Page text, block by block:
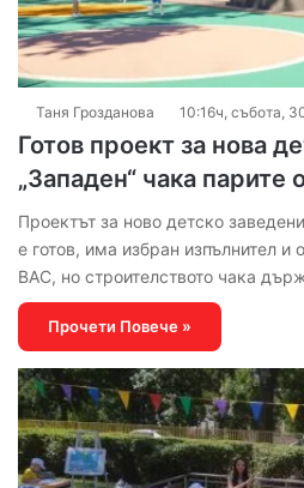
Таня Грозданова 10:16ч, събота,
Готов проект за нова
„Западен“ чака парите
Проектът за ново детско
е готов, има избран изпълнител и
ВАС, но строителството чака
Прочети Повече »